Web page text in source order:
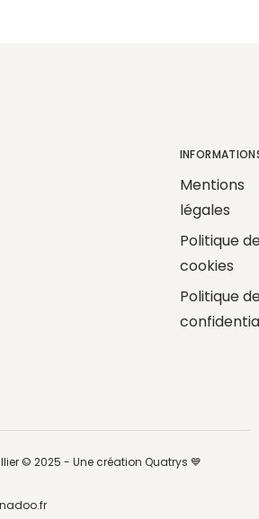
Mentions
légales
Politique
cookies
Politique
© 2025 - Une création Quatrys 💙